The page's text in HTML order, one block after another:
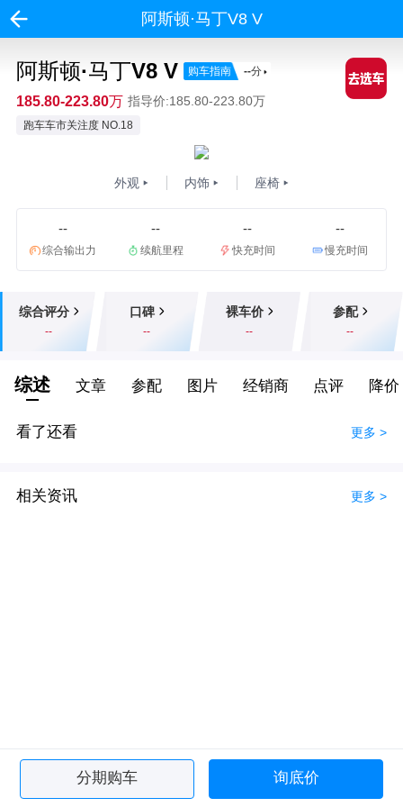
阿斯顿·马丁V8 V
阿斯顿·马丁V8 V 购车指南 --分
185.80-223.80万 指导价:185.80-223.80万
跑车车市关注度 NO.18
外观 内饰 座椅
--
综合输出力
--
续航里程
--
快充时间
--
慢充时间
综合评分
--
口碑
--
裸车价
--
参配
--
综述 文章 参配 图片 经销商 点评 降价
看了还看 更多 >
相关资讯 更多 >
分期购车 询底价